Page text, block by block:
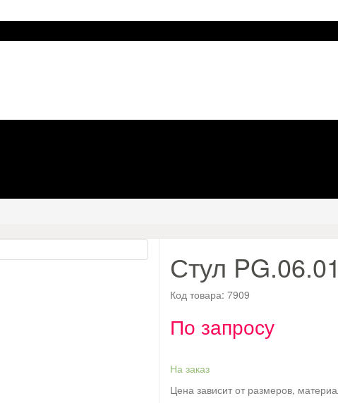
Стул
Код товара: 7909
По запросу
На заказ
Цена зависит от размеров,